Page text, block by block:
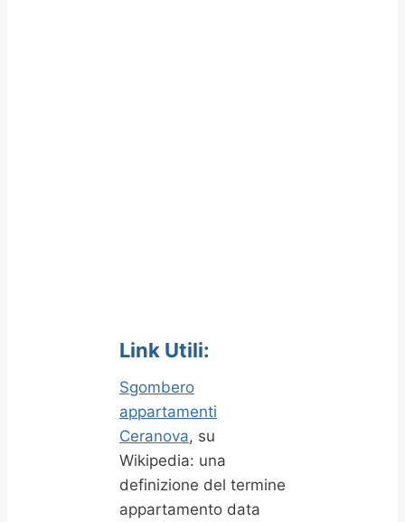
Link Utili:
Sgombero
appartamenti
Ceranova, su
Wikipedia: una
definizione del termine
appartamento data